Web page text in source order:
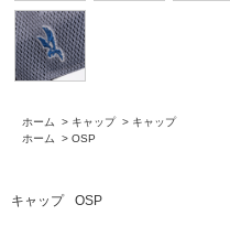
ホーム > キャップ > キャップ
ホーム
> OSP
キャップ OSP